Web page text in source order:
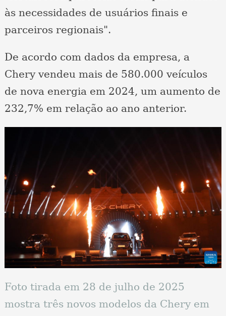
às necessidades de usuários finais e
parceiros regionais".
De acordo com dados da empresa, a
Chery vendeu mais de 580.000 veículos
de nova energia em 2024, um aumento de
232,7% em relação ao ano anterior.
Foto tirada em 28 de julho de 2025
mostra três novos modelos da Chery em